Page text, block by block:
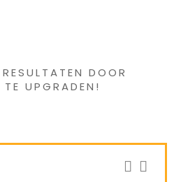
DOOR
UPGRADEN!